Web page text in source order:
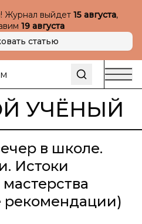
Журнал выйдет 15 августа,
19 августа
статью
УЧЁНЫЙ
в школе.
Истоки
рекомендации)